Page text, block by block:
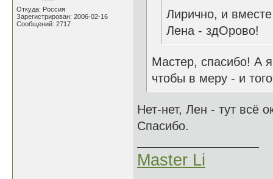
Откуда: Россия
Зарегистрирован: 2006-02-16
Сообщений: 2717
Лирично, и
Лена - здОрово!
Мастер, спасибо! А
чтобы в меру - и
Нет-нет, Лен - тут всё
Спасибо.
Master Li